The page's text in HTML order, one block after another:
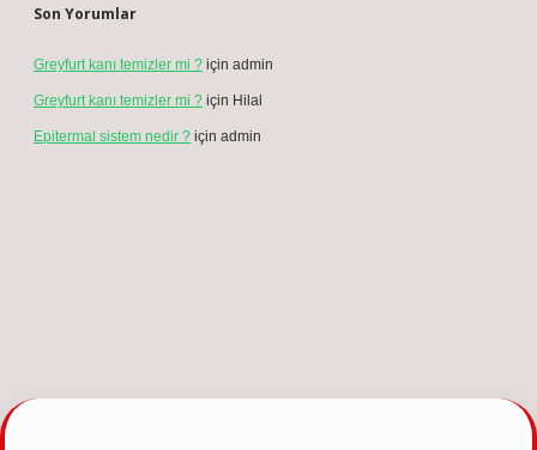
Son Yorumlar
Greyfurt kanı temizler mi ? için admin
Greyfurt kanı temizler mi ? için Hilal
Epitermal sistem nedir ? için admin
giriş